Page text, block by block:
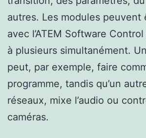
autres. Les modules peuvent
avec l’ATEM Software
à plusieurs simultanément.
peut, par exemple, faire
programme, tandis qu’un
réseaux, mixe l’audio ou
caméras.